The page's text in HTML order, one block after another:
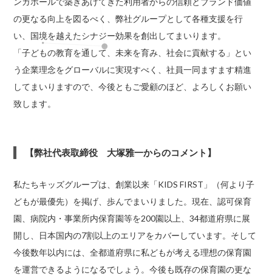
の更なる向上を図るべく、弊社グループとして各種支援を行
い、国境を越えたシナジー効果を創出してまいります。
「子どもの教育を通して、未来を育み、社会に貢献する」とい
う企業理念をグローバルに実現すべく、社員一同ますます精進
してまいりますので、今後ともご愛顧のほど、よろしくお願い
致します。
【弊社代表取締役 大塚雅一からのコメント】
私たちキッズグループは、創業以来「KIDS FIRST」（何より子
どもが最優先）を掲げ、歩んでまいりました。現在、認可保育
園、病院内・事業所内保育園等を200園以上、34都道府県に展
開し、日本国内の7割以上のエリアをカバーしています。そして
今後数年以内には、全都道府県に私どもが考える理想の保育園
を運営できるようになるでしょう。今後も既存の保育園の更な